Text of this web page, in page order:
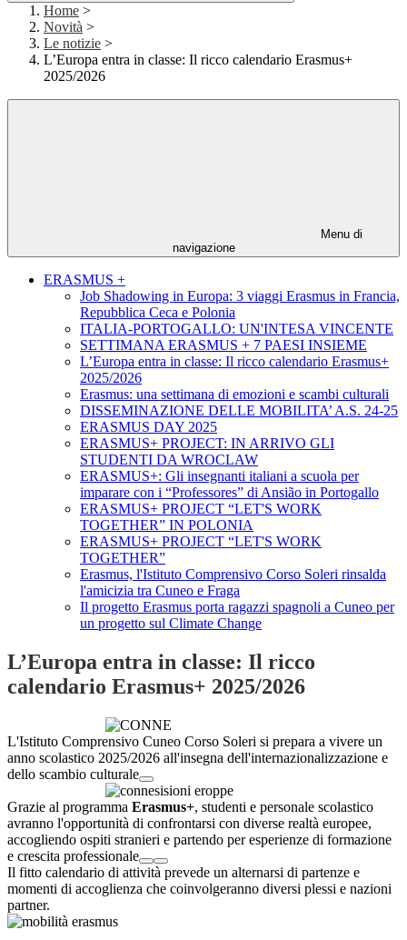
Home >
Novità >
Le notizie >
L’Europa entra in classe: Il ricco calendario Erasmus+
2025/2026
Menu di
navigazione
ERASMUS +
Job Shadowing in Europa: 3 viaggi Erasmus in Francia,
Repubblica Ceca e Polonia
ITALIA-PORTOGALLO: UN'INTESA VINCENTE
SETTIMANA ERASMUS + 7 PAESI INSIEME
L’Europa entra in classe: Il ricco calendario Erasmus+
2025/2026
Erasmus: una settimana di emozioni e scambi culturali
DISSEMINAZIONE DELLE MOBILITA’ A.S. 24-25
ERASMUS DAY 2025
ERASMUS+ PROJECT: IN ARRIVO GLI
STUDENTI DA WROCLAW
ERASMUS+: Gli insegnanti italiani a scuola per
imparare con i “Professores” di Ansião in Portogallo
ERASMUS+ PROJECT “LET'S WORK
TOGETHER” IN POLONIA
ERASMUS+ PROJECT “LET'S WORK
TOGETHER”
Erasmus, l'Istituto Comprensivo Corso Soleri rinsalda
l'amicizia tra Cuneo e Fraga
Il progetto Erasmus porta ragazzi spagnoli a Cuneo per
un progetto sul Climate Change
L’Europa entra in classe: Il ricco
calendario Erasmus+ 2025/2026
L'Istituto Comprensivo Cuneo Corso Soleri si prepara a vivere un
anno scolastico 2025/2026 all'insegna dell'internazionalizzazione e
dello scambio culturale
Grazie al programma Erasmus+, studenti e personale scolastico
avranno l'opportunità di confrontarsi con diverse realtà europee,
accogliendo ospiti stranieri e partendo per esperienze di formazione
e crescita professionale
Il fitto calendario di attività prevede un alternarsi di partenze e
momenti di accoglienza che coinvolgeranno diversi plessi e nazioni
partner.